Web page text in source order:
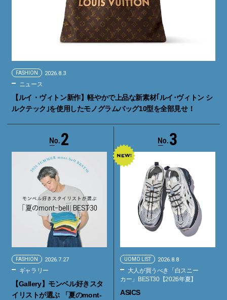
FASHION 2026.8.3
ニュース
【ルイ・ヴィトン新作】軽やかで上品な新素材｢ルイ･ヴィトン シ
ルクテック｣を使用したモノグラムバッグ10型を全部見せ！
2
FASHION 2026.7.27
ギャラリー
【Gallery】モンベル好きスタ
イリストが選ぶ 「夏のmont-
3
UOMO LIST 2026.8.8
大人が買うべき「白スニー
カー」BEST30【2026年夏】
ASICS